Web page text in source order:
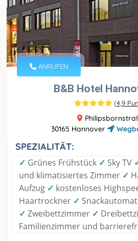
ANRUFEN
B&B Hotel
(4,9
30165 Hannover
SPEZIALITÄT:
✓ Grünes Frühstück ✓ Sky TV
und klimatisiertes Zimmer ✓
Aufzug ✓ kostenloses
Haartrockner ✓ Snackautomat
✓ Zweibettzimmer ✓
Familienzimmer und